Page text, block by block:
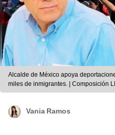
Alcalde de México apoya
miles de inmigrantes. | Composición
Vania Ramos